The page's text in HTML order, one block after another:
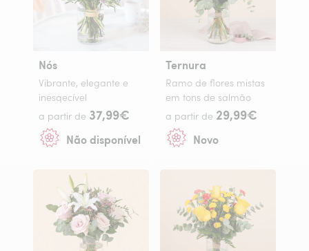
Nós
Vibrante, elegante e
inesqecível
a partir de 37,99€
Não disponível
Ternura
Ramo de flores mistas
em tons de salmão
a partir de 29,99€
Novo